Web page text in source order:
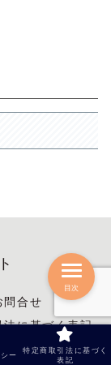
問合せ
法に基づく表記
ー
特定商取引法に基づく
表記
目次